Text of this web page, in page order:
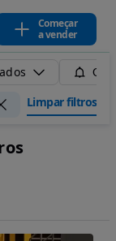
Começar
a vender
Limpar filtros